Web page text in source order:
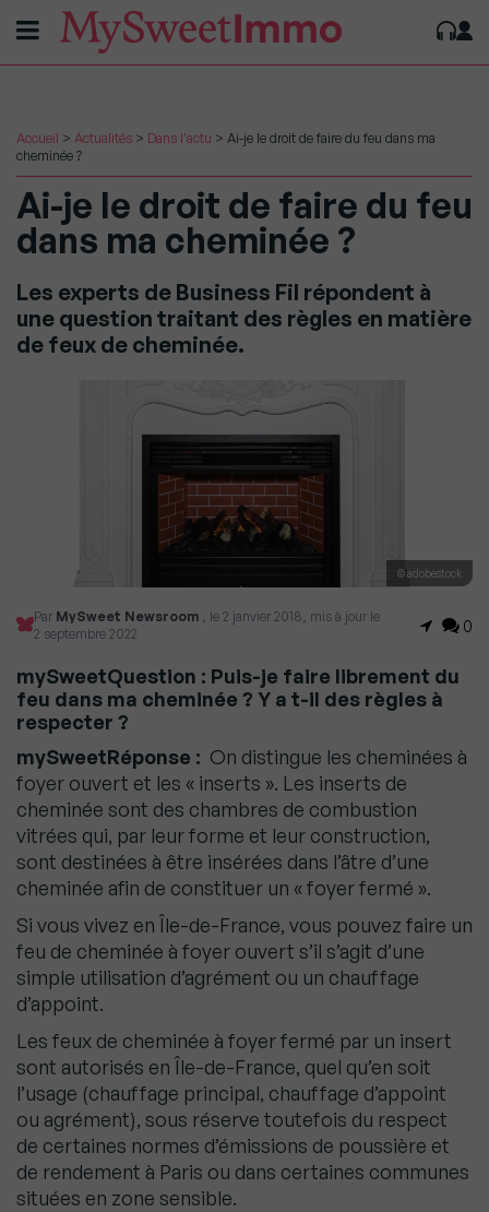
Accueil > Actualités > Dans l'actu > Ai-je le droit de faire du feu dans ma
cheminée ?
Ai-je le droit de faire du feu
dans ma cheminée ?
Les experts de Business Fil répondent à
une question traitant des règles en matière
de feux de cheminée.
© adobestock
Par MySweet Newsroom , le 2 janvier 2018, mis à jour le
2 septembre 2022
0
mySweetQuestion : Puis-je faire librement du
feu dans ma cheminée ? Y a t-il des règles à
respecter ?
mySweetRéponse : On distingue les cheminées à
foyer ouvert et les « inserts ». Les inserts de
cheminée sont des chambres de combustion
vitrées qui, par leur forme et leur construction,
sont destinées à être insérées dans l’âtre d’une
cheminée afin de constituer un « foyer fermé ».
Si vous vivez en Île-de-France, vous pouvez faire un
feu de cheminée à foyer ouvert s’il s’agit d’une
simple utilisation d’agrément ou un chauffage
d’appoint.
Les feux de cheminée à foyer fermé par un insert
sont autorisés en Île-de-France, quel qu’en soit
l’usage (chauffage principal, chauffage d’appoint
ou agrément), sous réserve toutefois du respect
de certaines normes d’émissions de poussière et
de rendement à Paris ou dans certaines communes
situées en zone sensible.